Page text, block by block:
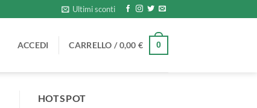
Ultimi sconti
ACCEDI CARRELLO /0,00€ 0
HOTSPOT